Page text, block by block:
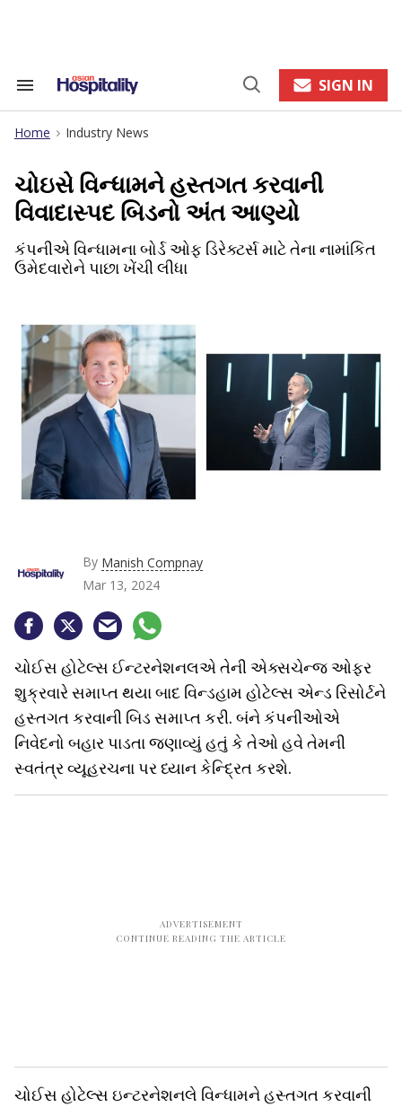
Search
Navigation
Open
SIGN IN
Home > Industry News
ચોઇસે વિન્ધામને હસ્તગત કરવાની
વિવાદાસ્પદ બિડનો અંત આણ્યો
કંપનીએ વિન્ધામના બોર્ડ ઓફ ડિરેક્ટર્સ માટે તેના નામાંકિત
ઉમેદવારોને પાછા ખેંચી લીધા
By Manish Compnay
Mar 13, 2024
ચોઈસ હોટેલ્સ ઈન્ટરનેશનલએ તેની એક્સચેન્જ ઓફર
શુક્રવારે સમાપ્ત થયા બાદ વિન્ડહામ હોટેલ્સ એન્ડ રિસોર્ટને
હસ્તગત કરવાની બિડ સમાપ્ત કરી. બંને કંપનીઓએ
નિવેદનો બહાર પાડતા જણાવ્યું હતું કે તેઓ હવે તેમની
સ્વતંત્ર વ્યૂહરચના પર ધ્યાન કેન્દ્રિત કરશે.
ચોઈસ હોટેલ્સ ઇન્ટરનેશનલે વિન્ધામને હસ્તગત કરવાની